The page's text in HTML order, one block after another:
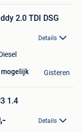
2.0 TDI DSG
Details
mogelijk Gisteren
1.4
Details